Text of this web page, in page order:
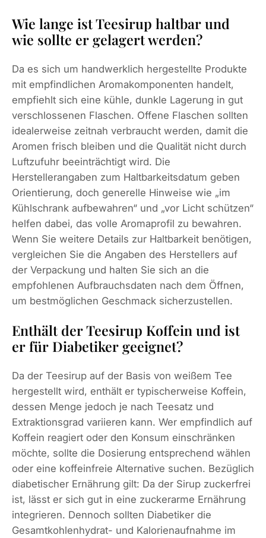
Wie lange ist Teesirup haltbar und
wie sollte er gelagert werden?
Da es sich um handwerklich hergestellte Produkte
mit empfindlichen Aromakomponenten handelt,
empfiehlt sich eine kühle, dunkle Lagerung in gut
verschlossenen Flaschen. Offene Flaschen sollten
idealerweise zeitnah verbraucht werden, damit die
Aromen frisch bleiben und die Qualität nicht durch
Luftzufuhr beeinträchtigt wird. Die
Herstellerangaben zum Haltbarkeitsdatum geben
Orientierung, doch generelle Hinweise wie „im
Kühlschrank aufbewahren“ und „vor Licht schützen“
helfen dabei, das volle Aromaprofil zu bewahren.
Wenn Sie weitere Details zur Haltbarkeit benötigen,
vergleichen Sie die Angaben des Herstellers auf
der Verpackung und halten Sie sich an die
empfohlenen Aufbrauchsdaten nach dem Öffnen,
um bestmöglichen Geschmack sicherzustellen.
Enthält der Teesirup Koffein und ist
er für Diabetiker geeignet?
Da der Teesirup auf der Basis von weißem Tee
hergestellt wird, enthält er typischerweise Koffein,
dessen Menge jedoch je nach Teesatz und
Extraktionsgrad variieren kann. Wer empfindlich auf
Koffein reagiert oder den Konsum einschränken
möchte, sollte die Dosierung entsprechend wählen
oder eine koffeinfreie Alternative suchen. Bezüglich
diabetischer Ernährung gilt: Da der Sirup zuckerfrei
ist, lässt er sich gut in eine zuckerarme Ernährung
integrieren. Dennoch sollten Diabetiker die
Gesamtkohlenhydrat- und Kalorienaufnahme im